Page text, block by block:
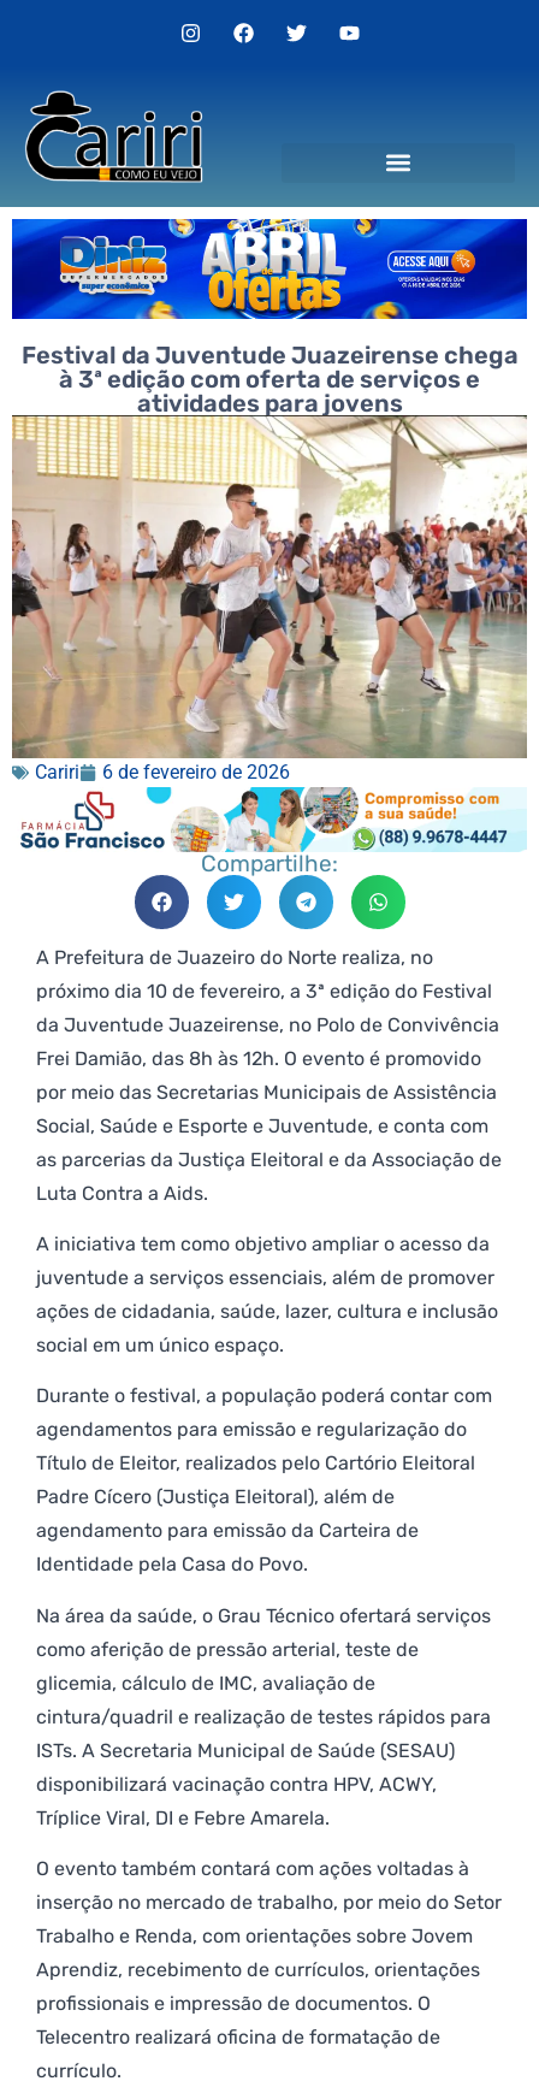
Festival da Juventude Juazeirense chega
à 3ª edição com oferta de serviços e
atividades para jovens
Cariri 6 de fevereiro de 2026
Compartilhe:
A Prefeitura de Juazeiro do Norte realiza, no
próximo dia 10 de fevereiro, a 3ª edição do Festival
da Juventude Juazeirense, no Polo de Convivência
Frei Damião, das 8h às 12h. O evento é promovido
por meio das Secretarias Municipais de Assistência
Social, Saúde e Esporte e Juventude, e conta com
as parcerias da Justiça Eleitoral e da Associação de
Luta Contra a Aids.
A iniciativa tem como objetivo ampliar o acesso da
juventude a serviços essenciais, além de promover
ações de cidadania, saúde, lazer, cultura e inclusão
social em um único espaço.
Durante o festival, a população poderá contar com
agendamentos para emissão e regularização do
Título de Eleitor, realizados pelo Cartório Eleitoral
Padre Cícero (Justiça Eleitoral), além de
agendamento para emissão da Carteira de
Identidade pela Casa do Povo.
Na área da saúde, o Grau Técnico ofertará serviços
como aferição de pressão arterial, teste de
glicemia, cálculo de IMC, avaliação de
cintura/quadril e realização de testes rápidos para
ISTs. A Secretaria Municipal de Saúde (SESAU)
disponibilizará vacinação contra HPV, ACWY,
Tríplice Viral, DI e Febre Amarela.
O evento também contará com ações voltadas à
inserção no mercado de trabalho, por meio do Setor
Trabalho e Renda, com orientações sobre Jovem
Aprendiz, recebimento de currículos, orientações
profissionais e impressão de documentos. O
Telecentro realizará oficina de formatação de
currículo.